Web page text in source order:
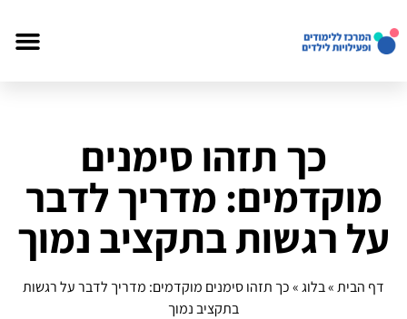
כך תזהו סימנים
מוקדמים: מדריך לדבר
על רגשות בתקציב נמוך
דף הבית»בלוג»כך תזהו סימנים מוקדמים: מדריך לדבר על רגשות
בתקציב נמוך